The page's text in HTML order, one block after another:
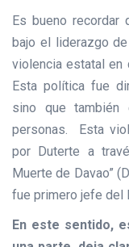
Es bueno recordar
bajo el liderazgo
violencia estatal en
Esta política fue
sino que también
personas. Esta
por Duterte a
Muerte de Davao”
fue primero jefe del
En este sentido,